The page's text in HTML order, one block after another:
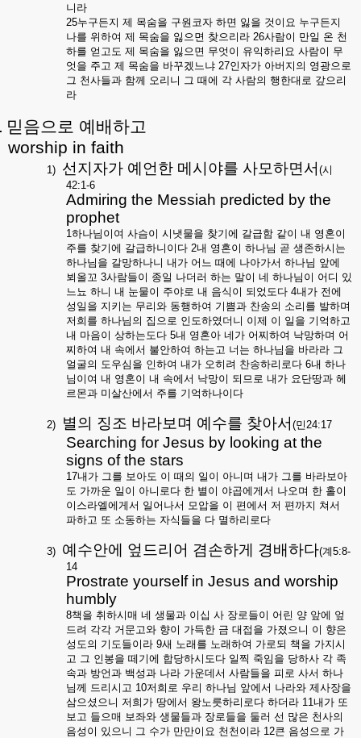
니라
25누구든지 제 목숨을 구원코자 하면 잃을 것이요 누구든지
나를 위하여 제 목숨을 잃으면 찾으리라 26사람이 만일 온 천
하를 얻고도 제 목숨을 잃으면 무엇이 유익하리요 사람이 무
엇을 주고 제 목숨을 바꾸겠느냐 27인자가 아버지의 영광으로
그 천사들과 함께 오리니 그 때에 각 사람의 행한대로 갚으리
라
믿음으로 예배하고
worship in faith
1) 선지자가 예언한 메시야를 사모하면서 (시
42:1-6
Admiring the Messiah predicted by the
prophet
1하나님이여 사슴이 시냇물을 찾기에 갈급함 같이 내 영혼이
주를 찾기에 갈급하니이다 2내 영혼이 하나님 곧 생존하시는
하나님을 갈망하나니 내가 어느 때에 나아가서 하나님 앞에
뵈올꼬 3사람들이 종일 나더러 하는 말이 네 하나님이 어디 있
느뇨 하니 내 눈물이 주야로 내 음식이 되었도다 4내가 전에
성일을 지키는 무리와 동행하여 기쁨과 찬송의 소리를 발하며
저희를 하나님의 집으로 인도하였더니 이제 이 일을 기억하고
내 마음이 상하는도다 5내 영혼아 네가 어찌하여 낙망하며 어
찌하여 내 속에서 불안하여 하는고 너는 하나님을 바라라 그
얼굴의 도우심을 인하여 내가 오히려 찬송하리로다 6내 하나
님이여 내 영혼이 내 속에서 낙망이 되므로 내가 요단땅과 헤
르몬과 미살산에서 주를 기억하나이다
2) 별의 징조 바라보며 예수를 찾아서 (민24:17
Searching for Jesus by looking at the
signs of the stars
17내가 그를 보아도 이 때의 일이 아니며 내가 그를 바라보아
도 가까운 일이 아니로다 한 별이 야곱에게서 나오며 한 홀이
이스라엘에게서 일어나서 모압을 이 편에서 저 편까지 쳐서
파하고 또 소동하는 자식들을 다 멸하리로다
3) 예수안에 엎드리어 겸손하게 경배하다(계5:8-
14
Prostrate yourself in Jesus and worship
humbly
8책을 취하시매 네 생물과 이십 사 장로들이 어린 양 앞에 엎
드려 각각 거문고와 향이 가득한 금 대접을 가졌으니 이 향은
성도의 기도들이라 9새 노래를 노래하여 가로되 책을 가지시
고 그 인봉을 떼기에 합당하시도다 일찍 죽임을 당하사 각 족
속과 방언과 백성과 나라 가운데서 사람들을 피로 사서 하나
님께 드리시고 10저희로 우리 하나님 앞에서 나라와 제사장을
삼으셨으니 저희가 땅에서 왕노릇하리로다 하더라 11내가 또
보고 들으매 보좌와 생물들과 장로들을 둘러 선 많은 천사의
음성이 있으니 그 수가 만만이요 천천이라 12큰 음성으로 가